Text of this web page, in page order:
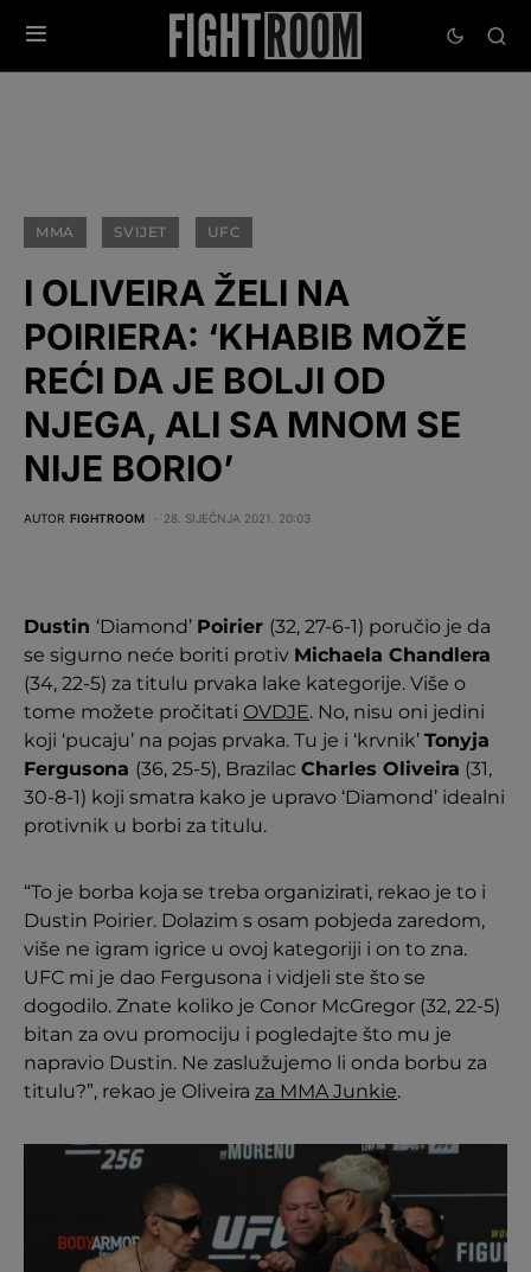
MMA SVIJET UFC
I OLIVEIRA ŽELI NA
POIRIERA: ‘KHABIB MOŽE
REĆI DA JE BOLJI OD
NJEGA, ALI SA MNOM SE
NIJE BORIO’
AUTOR FIGHTROOM 28. SIJEČNJA 2021. 20:03
Dustin ‘Diamond’ Poirier (32, 27-6-1) poručio je da
se sigurno neće boriti protiv Michaela Chandlera
(34, 22-5) za titulu prvaka lake kategorije. Više o
tome možete pročitati OVDJE. No, nisu oni jedini
koji ‘pucaju’ na pojas prvaka. Tu je i ‘krvnik’ Tonyja
Fergusona (36, 25-5), Brazilac Charles Oliveira (31,
30-8-1) koji smatra kako je upravo ‘Diamond’ idealni
protivnik u borbi za titulu.
“To je borba koja se treba organizirati, rekao je to i
Dustin Poirier. Dolazim s osam pobjeda zaredom,
više ne igram igrice u ovoj kategoriji i on to zna.
UFC mi je dao Fergusona i vidjeli ste što se
dogodilo. Znate koliko je Conor McGregor (32, 22-5)
bitan za ovu promociju i pogledajte što mu je
napravio Dustin. Ne zaslužujemo li onda borbu za
titulu?”, rekao je Oliveira za MMA Junkie.